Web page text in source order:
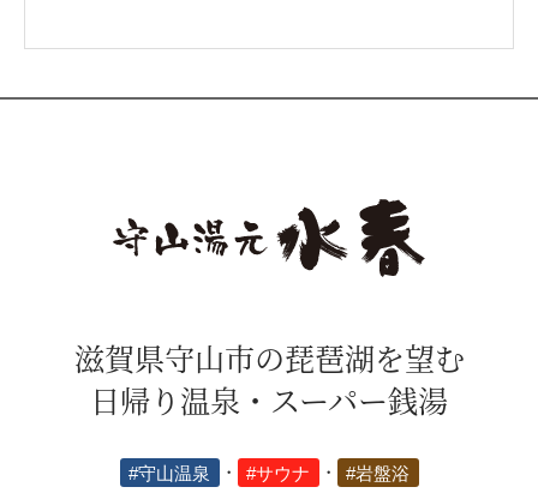
滋賀県守山市の琵琶湖を望む
日帰り温泉・スーパー銭湯
#守山温泉 ・ #サウナ ・ #岩盤浴